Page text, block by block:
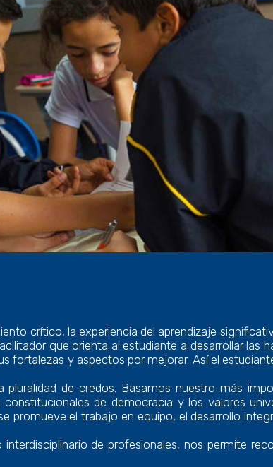
crítico, la experiencia del aprendizaje
que orienta al estudiante a desarrollar las
fortalezas y aspectos por mejorar. Así el
de credos. Basamos nuestro más
de democracia y los valores
promueve el trabajo en equipo, el desarrollo
de profesionales, nos permite